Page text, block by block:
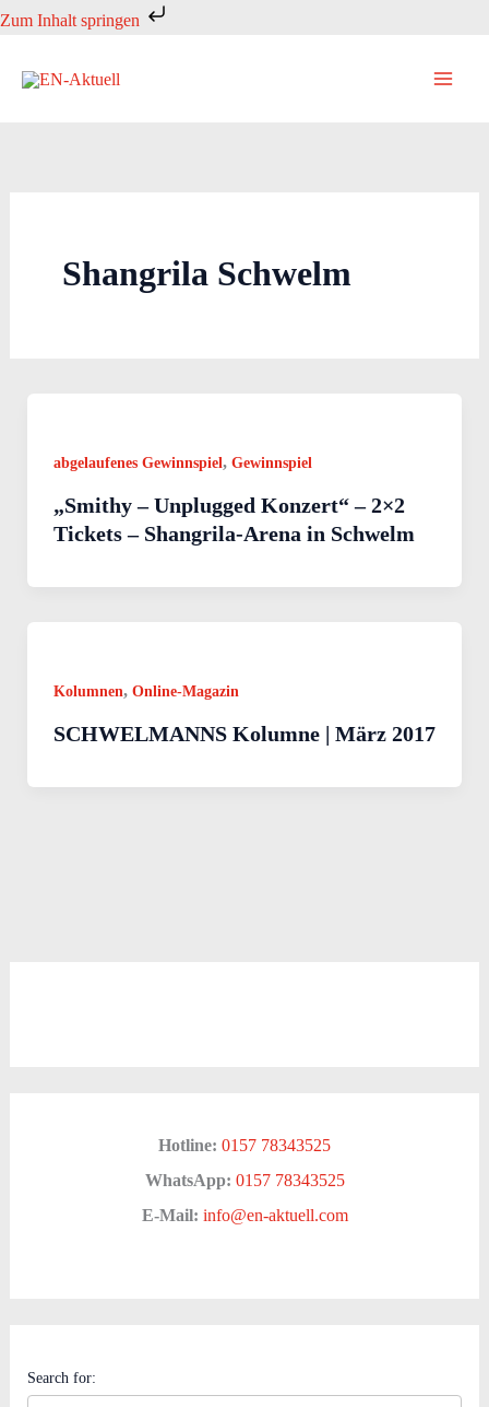
Zum Inhalt springen
Zum
springen
Shangrila Schwelm
abgelaufenes Gewinnspiel, Gewinnspiel
„Smithy – Unplugged Konzert“ – 2×2
Tickets – Shangrila-Arena in Schwelm
Kolumnen, Online-Magazin
SCHWELMANNS Kolumne | März 2017
Hotline: 0157 78343525
WhatsApp: 0157 78343525
E-Mail: info@en-aktuell.com
Search for: